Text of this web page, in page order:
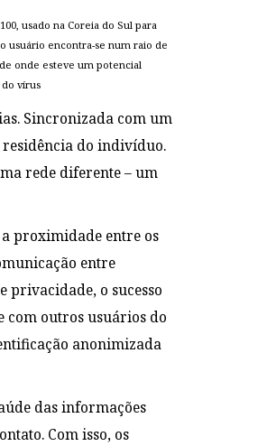
usado na Coreia do Sul para
usuário encontra-se num raio de
onde esteve um potencial
vírus
Sincronizada com um
do indivíduo.
rede diferente – um
proximidade entre os
entre
privacidade, o sucesso
com outros usuários do
anonimizada
das informações
Com isso, os